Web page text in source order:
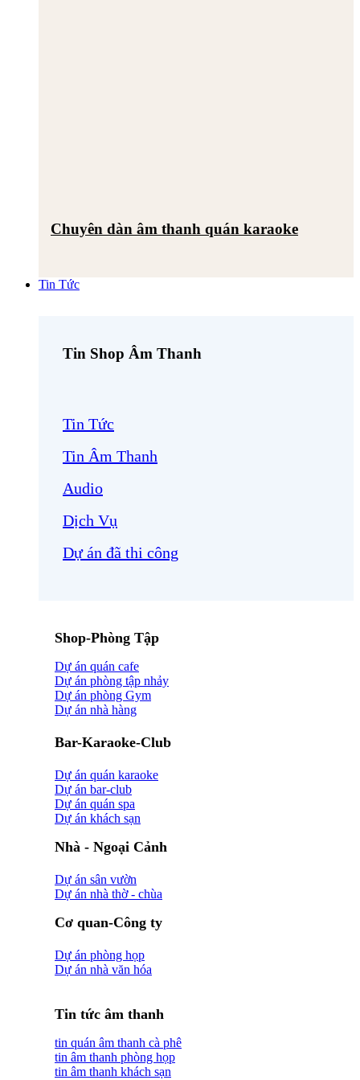
Chuyên dàn âm thanh quán karaoke
Tin Tức
Tin Shop Âm Thanh
Tin Tức
Tin Âm Thanh
Audio
Dịch Vụ
Dự án đã thi công
Shop-Phòng Tập
Dự án quán cafe
Dự án phòng tập nhảy
Dự án phòng Gym
Dự án nhà hàng
Bar-Karaoke-Club
Dự án quán karaoke
Dự án bar-club
Dự án quán spa
Dự án khách sạn
Nhà - Ngoại Cảnh
Dự án sân vườn
Dự án nhà thờ - chùa
Cơ quan-Công ty
Dự án phòng họp
Dự án nhà văn hóa
Tin tức âm thanh
tin quán âm thanh cà phê
tin âm thanh phòng họp
tin âm thanh khách sạn